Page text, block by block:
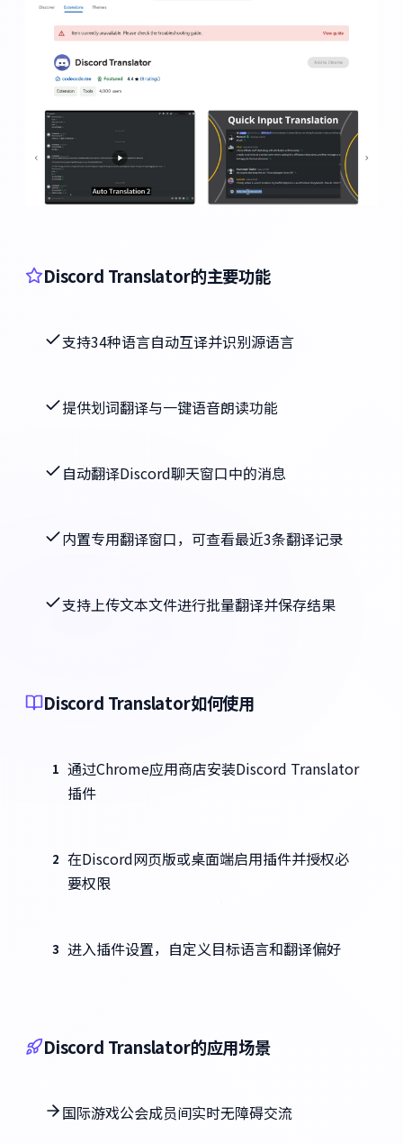
Discord Translator的主要功能
支持34种语言自动互译并识别源语言
提供划词翻译与一键语音朗读功能
自动翻译Discord聊天窗口中的消息
内置专用翻译窗口，可查看最近3条翻译记录
支持上传文本文件进行批量翻译并保存结果
Discord Translator如何使用
1 通过Chrome应用商店安装Discord Translator
插件
2 在Discord网页版或桌面端启用插件并授权必
要权限
3 进入插件设置，自定义目标语言和翻译偏好
Discord Translator的应用场景
国际游戏公会成员间实时无障碍交流